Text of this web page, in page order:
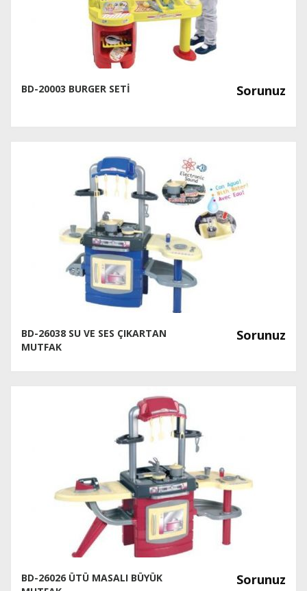
BD-20003 BURGER SETİ Sorunuz
BD-26038 SU VE SES ÇIKARTAN
MUTFAK
Sorunuz
BD-26026 ÜTÜ MASALI BÜYÜK
Sorunuz